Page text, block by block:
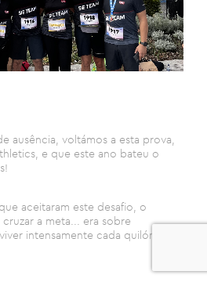
ausência, voltámos a esta prova,
e que este ano bateu o
aceitaram este desafio, o
a meta... era sobre
intensamente cada quilómetro.